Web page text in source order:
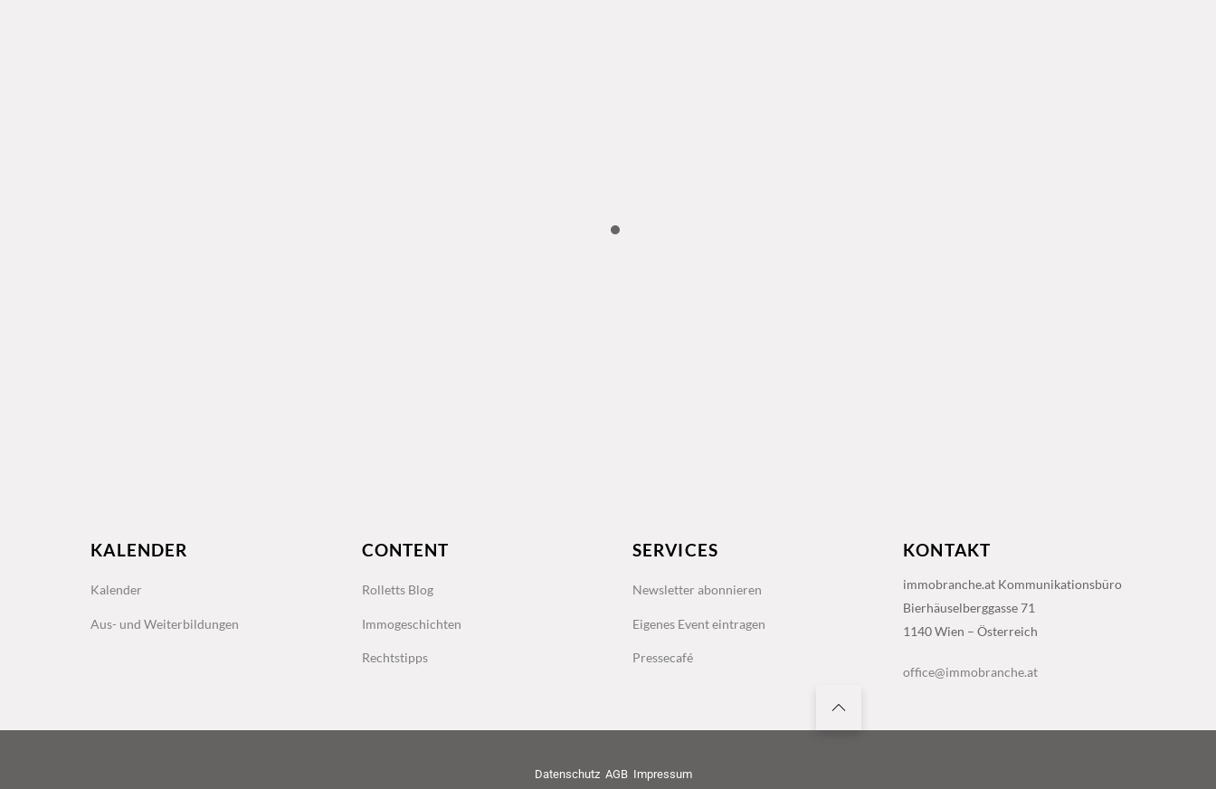
KALENDER
Kalender
Aus- und Weiterbildungen
CONTENT
Rolletts Blog
Immogeschichten
Rechtstipps
SERVICES
Newsletter abonnieren
Eigenes Event eintragen
Pressecafé
KONTAKT
immobranche.at Kommunikationsbüro
Bierhäuselberggasse 71
1140 Wien – Österreich
office@immobranche.at
Datenschutz AGB Impressum